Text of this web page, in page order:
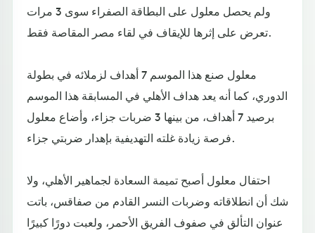
ولم يحصل معلول على البطاقة الصفراء سوى 3 مرات
تعرض على إثرها للإيقاف في لقاء مصر المقاصة فقط.
معلول صنع هذا الموسم 7 أهداف لزملائه في بطولة
الدوري، كما أنه يعد هداف الأهلي في المسابقة هذا الموسم
برصيد 7 أهداف، من بينها 3 ضربات جزاء، وأضاع معلول
فرصة زيادة غلته التهديفية بإهدار ضربتي جزاء.
احتفال معلول أصبح تميمة السعادة لجماهير الأهلي، ولا
شك أن انطلاقاته وضربات النسر القادم من صفاقس، باتت
عنوان التألق في صفوف الفريق الأحمر، ولعبت دورًا كبيرًا